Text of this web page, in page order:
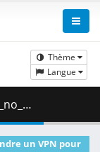
Thème
Langue
MB )
un VPN pour